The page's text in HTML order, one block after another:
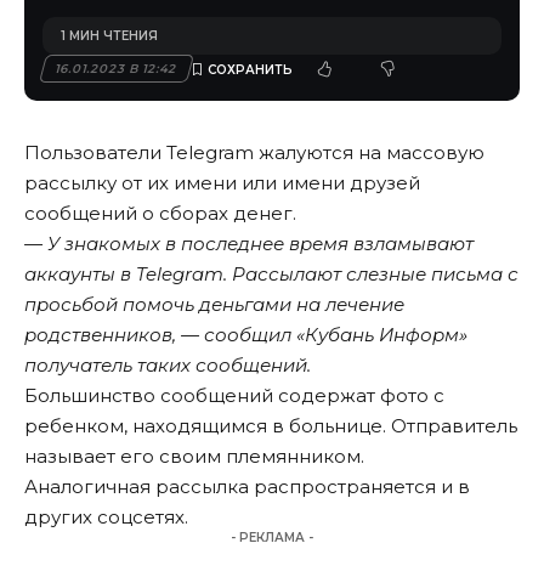
16.01.2023 В 12:42
1 МИН ЧТЕНИЯ
Пользователи Telegram жалуются на массовую
рассылку от их имени или имени друзей
сообщений о сборах денег.
— У знакомых в последнее время взламывают
аккаунты в Telegram. Рассылают слезные письма с
просьбой помочь деньгами на лечение
родственников, — сообщил «Кубань Информ»
получатель таких сообщений.
Большинство сообщений содержат фото с
ребенком, находящимся в больнице. Отправитель
называет его своим племянником.
Аналогичная рассылка распространяется и в
других соцсетях.
- РЕКЛАМА -